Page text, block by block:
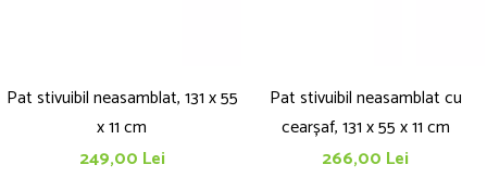
Pat stivuibil neasamblat, 131 x 55
x 11 cm
249,00 Lei
Pat stivuibil neasamblat cu
cearșaf, 131 x 55 x 11 cm
266,00 Lei